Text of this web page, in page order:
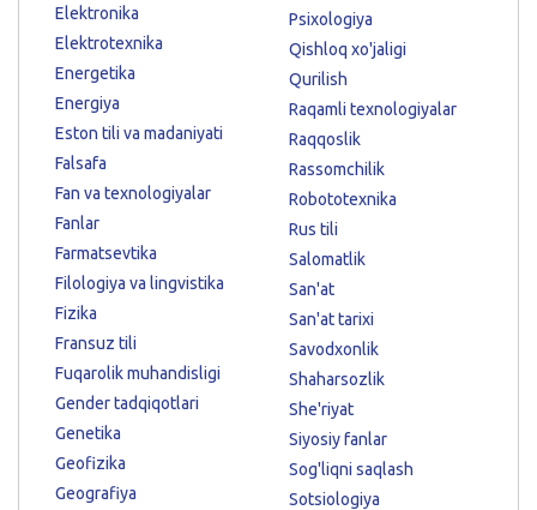
Elektronika
Elektrotexnika
Energetika
Energiya
Eston tili va madaniyati
Falsafa
Fan va texnologiyalar
Fanlar
Farmatsevtika
Filologiya va lingvistika
Fizika
Fransuz tili
Fuqarolik muhandisligi
Gender tadqiqotlari
Genetika
Geofizika
Geografiya
Psixologiya
Qishloq xo'jaligi
Qurilish
Raqamli texnologiyalar
Raqqoslik
Rassomchilik
Robototexnika
Rus tili
Salomatlik
San'at
San'at tarixi
Savodxonlik
Shaharsozlik
She'riyat
Siyosiy fanlar
Sog'liqni saqlash
Sotsiologiya